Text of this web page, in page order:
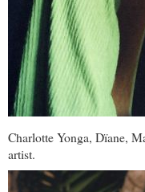
Charlotte Yonga, Dïane,
artist.